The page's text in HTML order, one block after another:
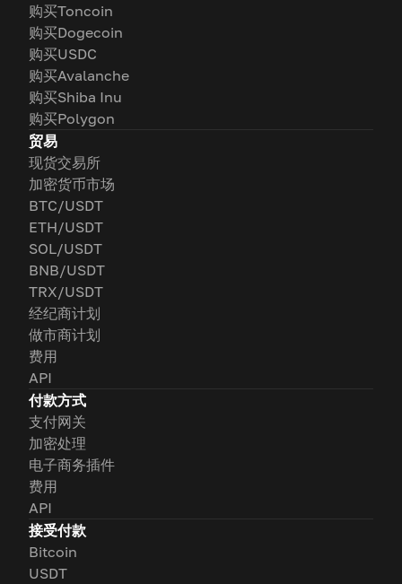
购买Toncoin
购买Dogecoin
购买USDC
购买Avalanche
购买Shiba Inu
购买Polygon
贸易
现货交易所
加密货币市场
BTC/USDT
ETH/USDT
SOL/USDT
BNB/USDT
TRX/USDT
经纪商计划
做市商计划
费用
API
付款方式
支付网关
加密处理
电子商务插件
费用
API
接受付款
Bitcoin
USDT